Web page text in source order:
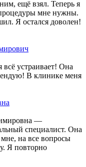
ещё взял. Теперь я
процедуры мне нужны.
Я остался доволен!
всё устраивает! Она
В клинике меня
—
специалист. Она
на все вопросы
Я повторно